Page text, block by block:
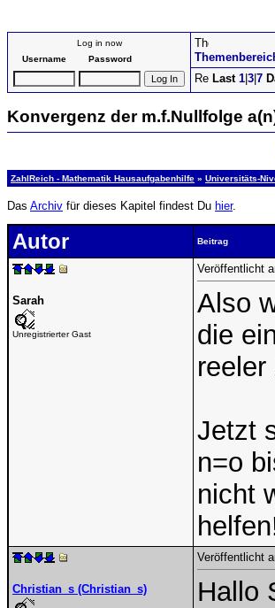
Log in now
Username
Password
Last 1 3 7
Konvergenz der m.f.Nullfolge
ZahlReich - Mathematik Hausaufgabenhilfe » Universitäts-
Das Archiv für dieses Kapitel findest Du hier.
Autor Beitrag
Sarah
Unregistrierter Gast
Veröffentlicht
Also
die
Jetzt
n=o
nicht
Christian_s (Christian_s)
Veröffentlicht
Hallo